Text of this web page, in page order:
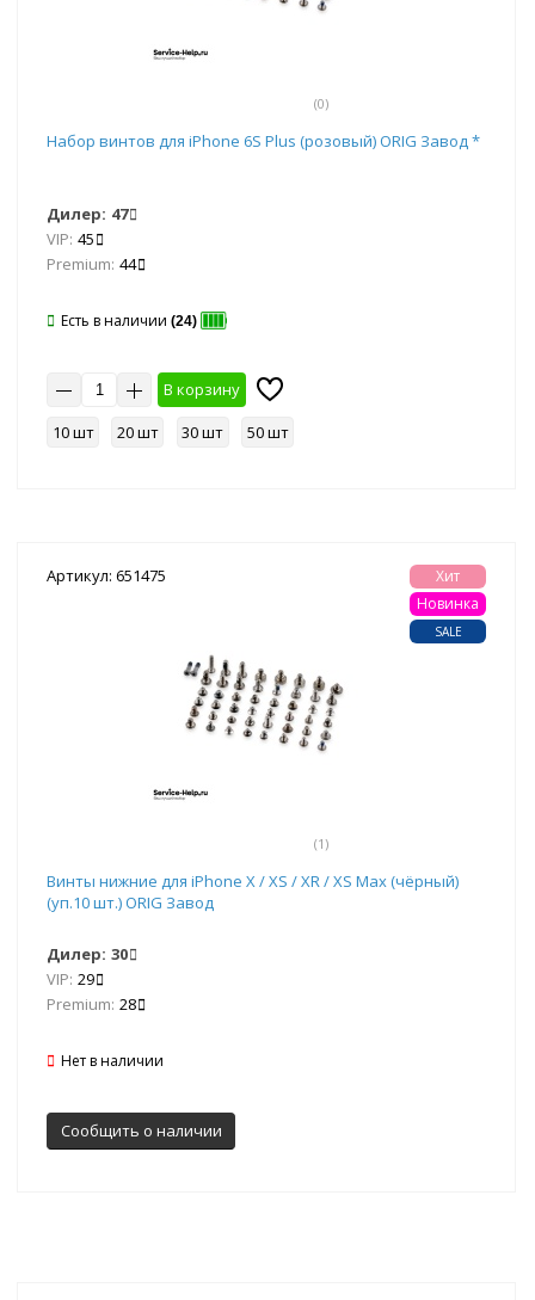
(0)
Набор винтов для iPhone 6S Plus (розовый) ORIG Завод *
Дилер: 47
VIP: 45
Premium: 44
Есть в наличии (24)
В корзину
10 шт
20 шт 30 шт 50 шт
Артикул: 651475
(1)
Хит
Новинка
SALE
Винты нижние для iPhone X / XS / XR / XS Max (чёрный)
(уп.10 шт.) ORIG Завод
Дилер: 30
VIP: 29
Premium: 28
Нет в наличии
Сообщить о наличии